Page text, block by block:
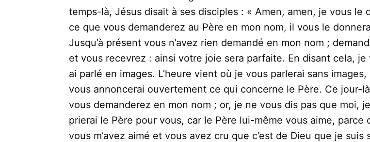
temps-là, Jésus disait à ses disciples : « Amen, amen, je vous le
ce que vous demanderez au Père en mon nom, il vous le
Jusqu’à présent vous n’avez rien demandé en mon nom ;
et vous recevrez : ainsi votre joie sera parfaite. En disant cela, je
ai parlé en images. L’heure vient où je vous parlerai sans images,
vous annoncerai ouvertement ce qui concerne le Père. Ce jour-
vous demanderez en mon nom ; or, je ne vous dis pas que moi, je
prierai le Père pour vous, car le Père lui-même vous aime, parce
vous m’avez aimé et vous avez cru que c’est de Dieu que je suis